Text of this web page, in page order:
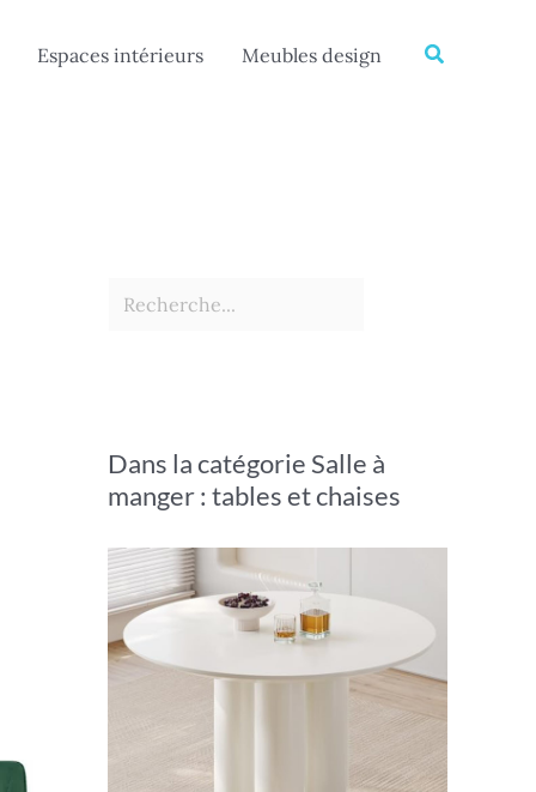
Espaces intérieurs Meubles design
Dans la catégorie Salle à
manger : tables et chaises